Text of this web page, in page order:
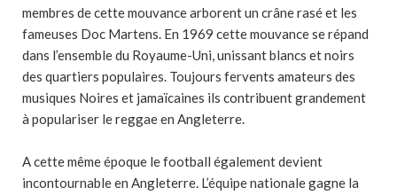
membres de cette mouvance arborent un crâne rasé et les
fameuses Doc Martens. En 1969 cette mouvance se répand
dans l’ensemble du Royaume-Uni, unissant blancs et noirs
des quartiers populaires. Toujours fervents amateurs des
musiques Noires et jamaïcaines ils contribuent grandement
à populariser le reggae en Angleterre.
A cette même époque le football également devient
incontournable en Angleterre. L’équipe nationale gagne la